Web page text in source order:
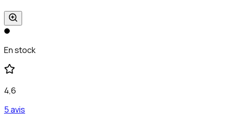
En stock
4,6
5 avis